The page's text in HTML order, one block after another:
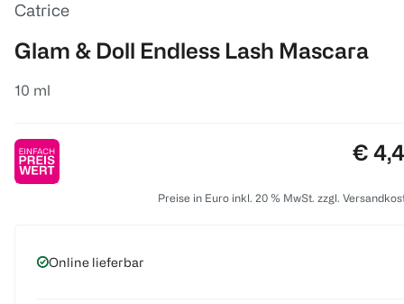
Catrice
Glam & Doll Endless Lash Mascara
10 ml
€
Preise in Euro inkl. 20 % MwSt. zzgl.
Online lieferbar